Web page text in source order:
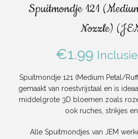
Spuitmondje 121
Nozzle)
€1.99
Spuitmondje 121 (Medium Petal/
gemaakt van roestvrijstaal en is
middelgrote 3D bloemen zoals
ook ruches, strikjes en
Alle Spuitmondjes van JEM